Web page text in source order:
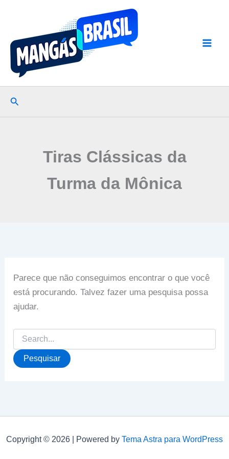
conteúdo
Pesquisar
Tiras Clássicas da
Turma da Mônica
Parece que não conseguimos encontrar o que você
está procurando. Talvez fazer uma pesquisa possa
ajudar.
Pesquisar
por:
Copyright © 2026 | Powered by Tema Astra para WordPress